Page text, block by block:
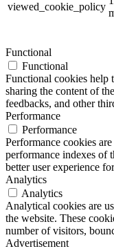
viewed_cookie_policy
Functional
Functional
Functional cookies help
sharing the content of
feedbacks, and other
Performance
Performance
Performance cookies
performance indexes of
better user experience
Analytics
Analytics
Analytical cookies are
the website. These
number of visitors,
Advertisement